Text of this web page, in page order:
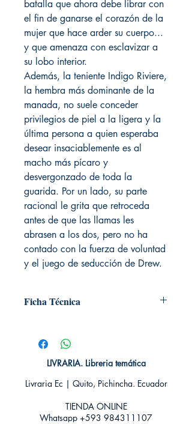
batalla que ahora debe librar con
el fin de ganarse el corazón de la
mujer que hace arder su cuerpo...
y que amenaza con esclavizar a
su lobo interior.
Además, la teniente Indigo Riviere,
la hembra más dominante de la
manada, no suele conceder
privilegios de piel a la ligera y la
última persona a quien esperaba
desear insaciablemente es al
macho más pícaro y
desvergonzado de toda la
guarida. Por un lado, su parte
racional le grita que retroceda
antes de que las llamas les
abrasen a los dos, pero no ha
contado con la fuerza de voluntad
y el juego de seducción de Drew.
Ficha Técnica
Editorial: DEBOLSILLO
Idioma: Castellano
Encuadernación: Blanda
Categoría: Novela Romántica -
Tamaño: Grande
LIVRARIA. Libreria temática
Livraria Ec | Quito, Pichincha. Ecuador
TIENDA ONLINE​
Whatsapp +593 984311107